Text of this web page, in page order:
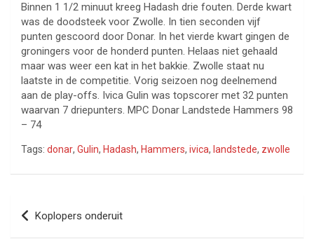
Binnen 1 1/2 minuut kreeg Hadash drie fouten. Derde kwart
was de doodsteek voor Zwolle. In tien seconden vijf
punten gescoord door Donar. In het vierde kwart gingen de
groningers voor de honderd punten. Helaas niet gehaald
maar was weer een kat in het bakkie. Zwolle staat nu
laatste in de competitie. Vorig seizoen nog deelnemend
aan de play-offs. Ivica Gulin was topscorer met 32 punten
waarvan 7 driepunters. MPC Donar Landstede Hammers 98
– 74
Tags: donar, Gulin, Hadash, Hammers, ivica, landstede, zwolle
Bericht
navigatie
Koplopers onderuit